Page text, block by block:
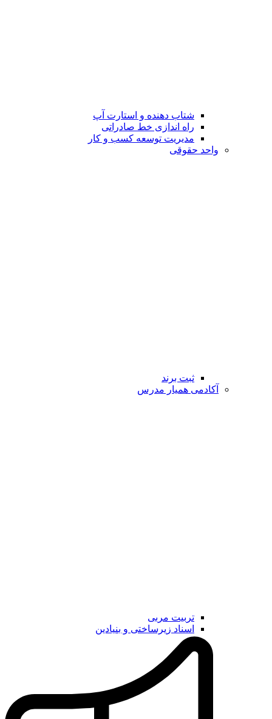
شتاب دهنده و استارت آپ
راه اندازی خط صادراتی
مدیریت توسعه کسب و کار
واحد حقوقی
ثبت برند
آکادمی همیار مدرس
تربیت مربی
اسناد زیرساختی و بنیادین